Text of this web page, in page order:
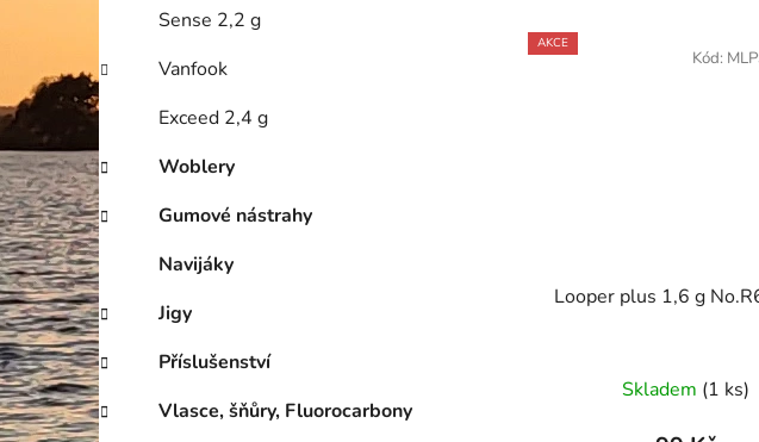
Sense 2,2 g
Vanfook
Exceed 2,4 g
Woblery
Gumové nástrahy
Navijáky
Jigy
Příslušenství
Vlasce, šňůry, Fluorocarbony
AKCE
Looper plus 1,6 g
Skladem (1 ks)
Kód: